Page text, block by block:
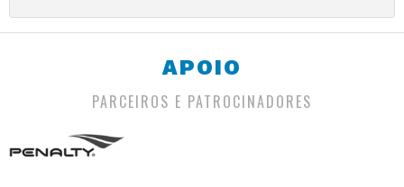
APOIO
PARCEIROS E PATROCINADORES